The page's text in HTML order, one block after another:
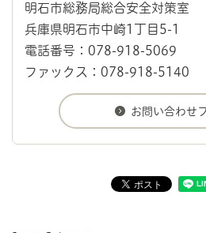
明石市総務局総合安全対策室
兵庫県明石市中崎1丁目5-1
電話番号：078-918-5069
ファックス：078-918-5140